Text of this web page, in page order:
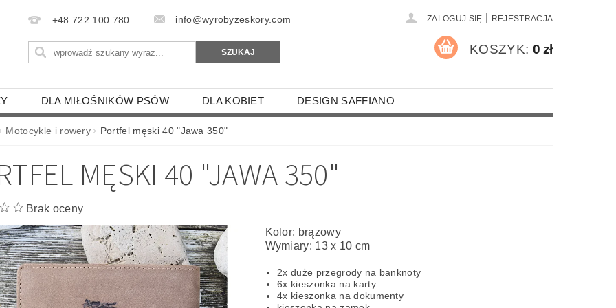
+48 722 100 780 info@wyrobyzeskory.com ZALOGUJ SIĘ REJESTRACJA
KOSZYK: 0 zł
DLA MIŁOŚNIKÓW PSÓW DLA KOBIET DESIGN SAFFIANO
SKÓRZANE SKÓRZANE ZAWIESZKI
PAPUGA, ŚWINKA MORSKA PTAKI DRAPIEŻNE RZEMIEŚLNICY I STRAŹACY
BUS-TIR-TRAMWAJE ZODIAK - HOROSKOPY
PODKŁADKI I ŁAPKI KUCHENNE MANIKIUR KOSZULKI
SKÓRZANE ETUI NA TELEFON ETUI NA OKULARY
I ZAKŁADKI DO KSIĄŻKI DLA GRZYBIARZY TECZKI SKÓRZANE FORMATU A4
Motocykle i rowery Portfel męski 40 "Jawa 350"
MĘSKI 40 "JAWA 350"
Brak oceny
Kolor: brązowy
Wymiary: 13 x 10 cm
2x duże przegrody na banknoty
6x kieszonka na karty
4x kieszonka na dokumenty